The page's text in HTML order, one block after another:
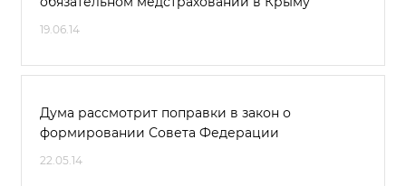
19.06.14
Дума рассмотрит поправки в закон о
формировании Совета Федерации
22.05.14